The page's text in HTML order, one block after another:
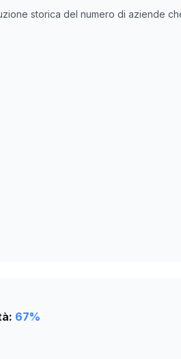
storica del numero di aziende
Numero
67%